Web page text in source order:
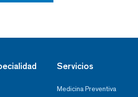
Servicios
Medicina Preventiva